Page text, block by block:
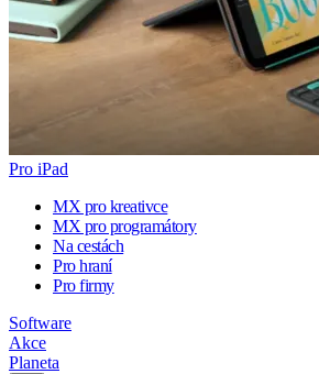
Pro iPad
MX pro kreativce
MX pro programátory
Na cestách
Pro hraní
Pro firmy
Software
Akce
Planeta